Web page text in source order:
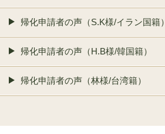
帰化申請者の声（S.K様/イラン国籍）
帰化申請者の声（H.B様/韓国籍）
帰化申請者の声（林様/台湾籍）